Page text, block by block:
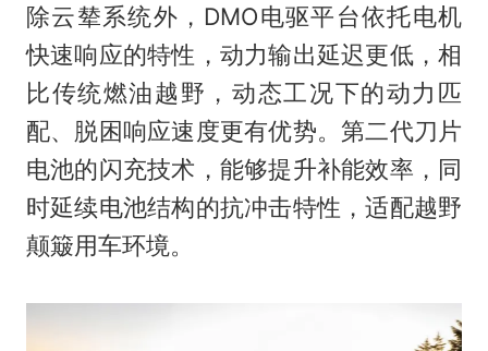
除云辇系统外，DMO电驱平台依托电机
快速响应的特性，动力输出延迟更低，相
比传统燃油越野，动态工况下的动力匹
配、脱困响应速度更有优势。第二代刀片
电池的闪充技术，能够提升补能效率，同
时延续电池结构的抗冲击特性，适配越野
颠簸用车环境。